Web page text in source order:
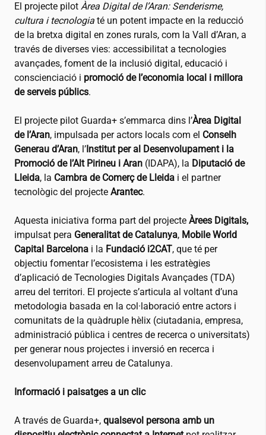
El projecte pilot Àrea Digital de l’Aran: Senderisme,
cultura i tecnologia té un potent impacte en la reducció
de la bretxa digital en zones rurals, com la Vall d’Aran, a
través de diverses vies: accessibilitat a tecnologies
avançades, foment de la inclusió digital, educació i
conscienciació i promoció de l’economia local i millora
de serveis públics.
El projecte pilot Guarda+ s’emmarca dins l’Àrea Digital
de l’Aran, impulsada per actors locals com el Conselh
Generau d’Aran, l’Institut per al Desenvolupament i la
Promoció de l’Alt Pirineu i Aran (IDAPA), la Diputació de
Lleida, la Cambra de Comerç de Lleida i el partner
tecnològic del projecte Arantec.
Aquesta iniciativa forma part del projecte Àrees Digitals,
impulsat pera Generalitat de Catalunya, Mobile World
Capital Barcelona i la Fundació i2CAT, que té per
objectiu fomentar l’ecosistema i les estratègies
d’aplicació de Tecnologies Digitals Avançades (TDA)
arreu del territori. El projecte s’articula al voltant d’una
metodologia basada en la col·laboració entre actors i
comunitats de la quàdruple hèlix (ciutadania, empresa,
administració pública i centres de recerca o universitats)
per generar nous projectes i inversió en recerca i
desenvolupament arreu de Catalunya.
Informació i paisatges a un clic
A través de Guarda+, qualsevol persona amb un